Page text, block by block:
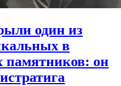
один из
в
памятников: он